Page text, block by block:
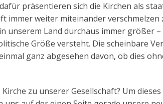
präsentieren sich die Kirchen als
immer weiter miteinander verschmelzen
unserem Land durchaus immer größer –
Größe versteht. Die scheinbare
ganz abgesehen davon, ob dies
zu unserer Gesellschaft? Um